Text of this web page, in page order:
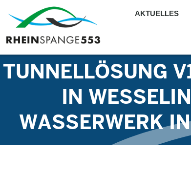
AKTUELLES
WIE WIRD
TUNNELLÖSUNG
IN
WASSERWERK